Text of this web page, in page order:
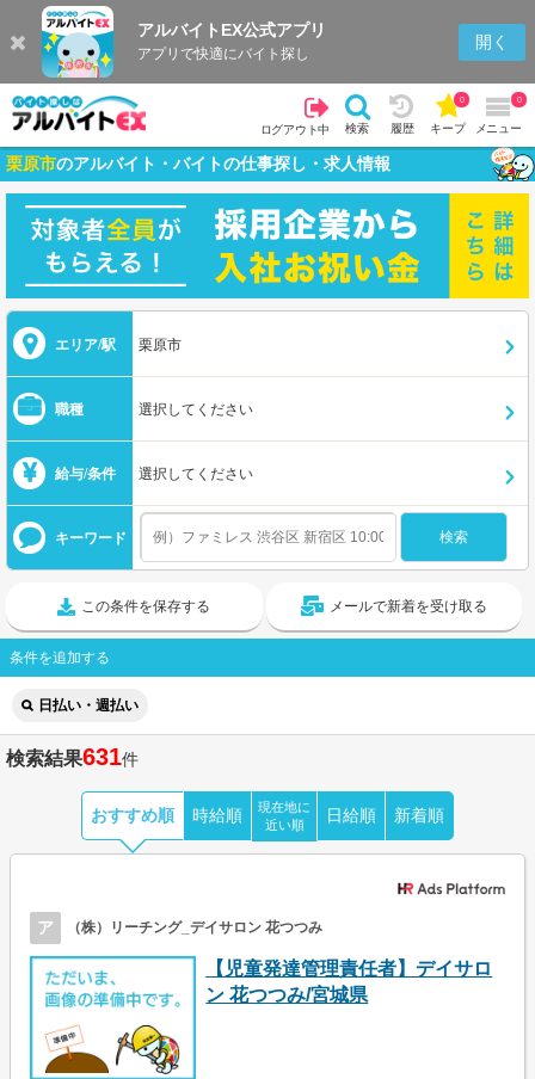
アルバイトEX公式アプリ
アプリで快適にバイト探し
開く
ログアウト中 検索 履歴 キープ
0
メニュー
0
栗原市のアルバイト・バイトの仕事探し・求人情報
エリア/駅 栗原市
職種 選択してください
給与/条件 選択してください
キーワード
この条件を保存する メールで新着を受け取る
条件を追加する
日払い・週払い
検索結果631件
おすすめ順 時給順
現在地に
近い順
日給順 新着順
ア （株）リーチング_デイサロン 花つつみ
【児童発達管理責任者】デイサロ
ン 花つつみ/宮城県